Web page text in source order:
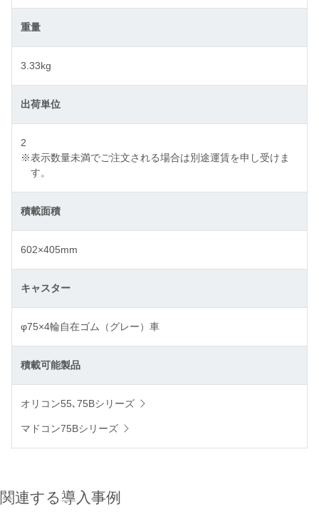
重量
3.33kg
出荷単位
2
※表示数量未満でご注文される場合は別途運賃を申し受けま
す。
積載面積
602×405mm
キャスター
φ75×4輪自在ゴム（グレー）車
積載可能製品
オリコン55､75Bシリーズ
マドコン75Bシリーズ
関連する導入事例